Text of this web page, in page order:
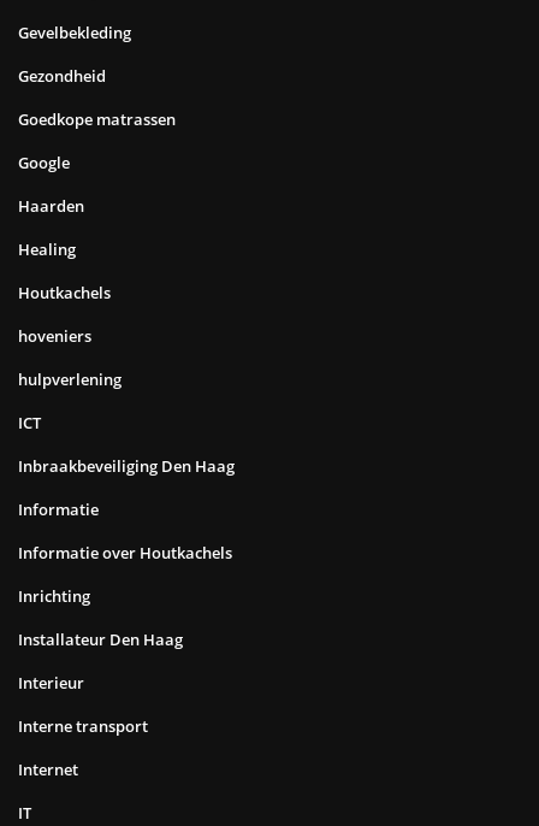
Gevelbekleding
Gezondheid
Goedkope matrassen
Google
Haarden
Healing
Houtkachels
hoveniers
hulpverlening
ICT
Inbraakbeveiliging Den Haag
Informatie
Informatie over Houtkachels
Inrichting
Installateur Den Haag
Interieur
Interne transport
Internet
IT